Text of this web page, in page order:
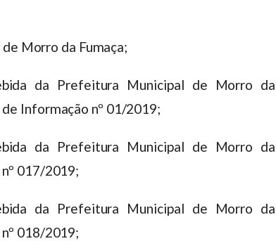
Morro da Fumaça;
da Prefeitura Municipal de Morro da
Informação nº 01/2019;
da Prefeitura Municipal de Morro da
017/2019;
da Prefeitura Municipal de Morro da
018/2019;